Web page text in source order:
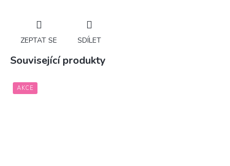
ZEPTAT SE SDÍLET
Související produkty
AKCE